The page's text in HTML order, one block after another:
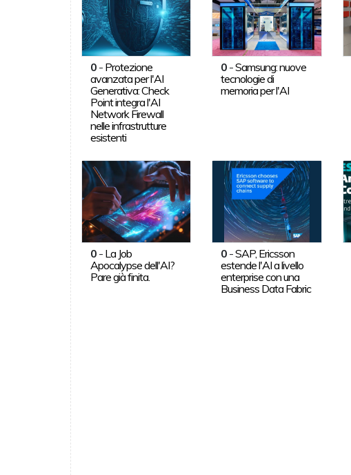
0- Protezione
avanzata per l'AI
Generativa: Check
Point integra l'AI
Network Firewall
nelle infrastrutture
esistenti
0 -Samsung: nuove
tecnologie di
memoria per l'AI
0- La Job
Apocalypse dell'AI?
Pare già finita.
0 -SAP, Ericsson
estende l'AI a livello
enterprise con una
Business Data Fabric